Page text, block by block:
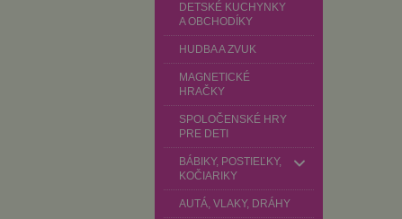
DETSKÉ KUCHYNKY
A OBCHODÍKY
HUDBA A ZVUK
MAGNETICKÉ
HRAČKY
SPOLOČENSKÉ HRY
PRE DETI
BÁBIKY, POSTIEĽKY,
KOČIARIKY
AUTÁ, VLAKY, DRÁHY